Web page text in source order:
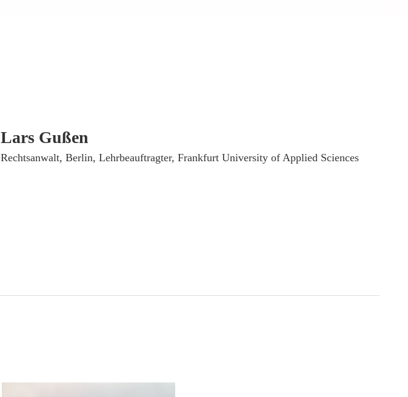
Lars Gußen
­Rechtsanwalt, Berlin, Lehrbeauftragter, Frankfurt University of Applied Sciences